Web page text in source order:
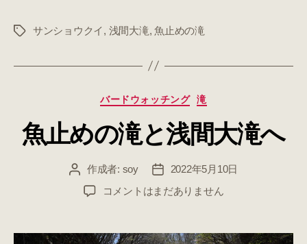
タ
サンショウクイ, 浅間大滝,魚止めの滝
カ
ゴ
リ
バードウォッチング 滝
魚止めの滝と浅間大滝へ
投
稿
作成者: soy
投
稿
2022年5月10日
魚
の
コメントはまだありません